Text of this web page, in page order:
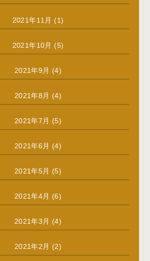
2021年11月 (1)
2021年10月 (5)
2021年9月 (4)
2021年8月 (4)
2021年7月 (5)
2021年6月 (4)
2021年5月 (5)
2021年4月 (6)
2021年3月 (4)
2021年2月 (2)